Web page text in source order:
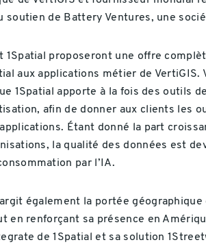
soutien de Battery Ventures, une
1Spatial proposeront une offre
aux applications métier de
1Spatial apporte à la fois des outils
afin de donner aux clients les
Étant donné la part
la qualité des données est
par l’IA.
également la portée
en renforçant sa présence en
de 1Spatial et sa solution